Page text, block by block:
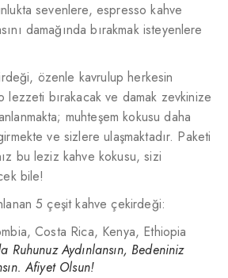
sevenlere, espresso kahve
damağında bırakmak isteyenlere
özenle kavrulup herkesin
lezzeti bırakacak ve damak zevkinize
muhteşem kokusu daha
ve sizlere ulaşmaktadır. Paketi
bu leziz kahve kokusu, sizi
bile!
5 çeşit kahve çekirdeği:
Costa Rica, Kenya, Ethiopia
Ruhunuz Aydınlansın, Bedeniniz
Afiyet Olsun!